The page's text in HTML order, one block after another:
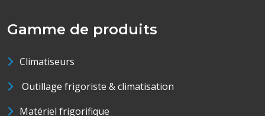
Gamme de produits
Climatiseurs
Outillage frigoriste & climatisation
Matériel frigorifique